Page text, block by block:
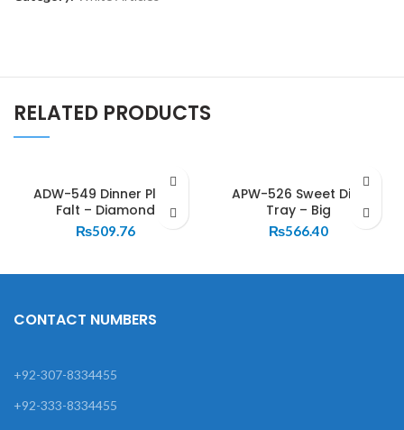
RELATED PRODUCTS
ADW-549 Dinner Plate
Falt – Diamond
₨509.76
APW-526 Sweet Dish
Tray – Big
₨566.40
CONTACT NUMBERS
+92-307-8334455
+92-333-8334455